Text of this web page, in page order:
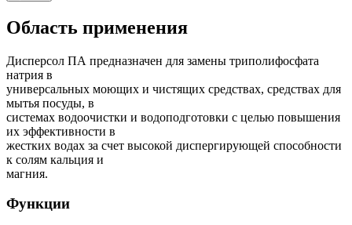
Область применения
Дисперсол ПА предназначен для замены триполифосфата
натрия в
универсальных моющих и чистящих средствах, средствах для
мытья посуды, в
системах водоочистки и водоподготовки с целью повышения
их эффективности в
жестких водах за счет высокой диспергирующей способности
к солям кальция и
магния.
Функции